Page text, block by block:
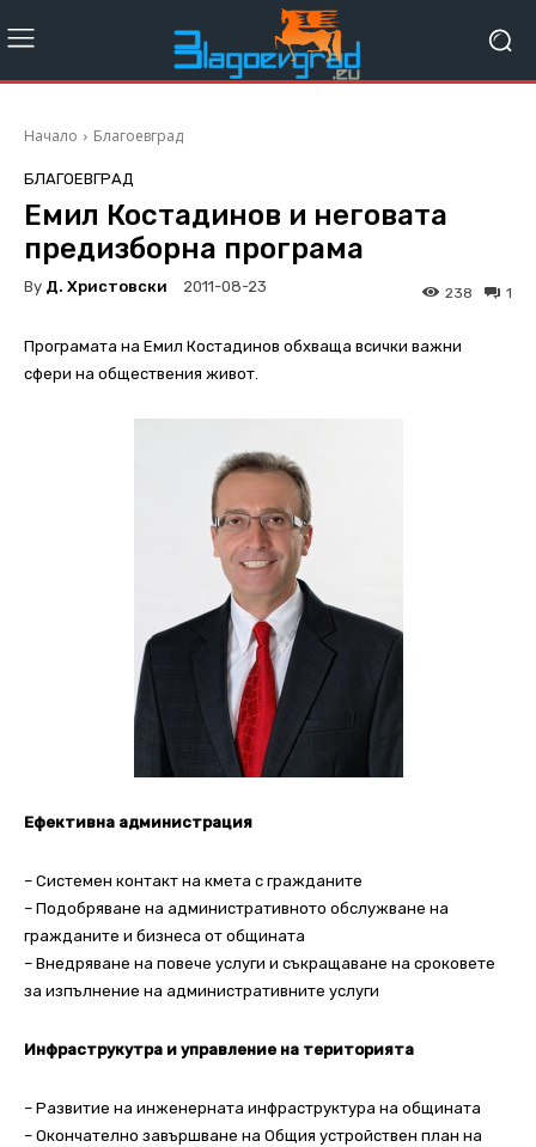
Начало Благоевград
БЛАГОЕВГРАД
Емил Костадинов и неговата
предизборна програма
By Д. Христовски 2011-08-23 1
238
Програмата на Емил Костадинов обхваща всички важни
сфери на обществения живот.
Ефективна администрация
– Системен контакт на кмета с гражданите
– Подобряване на административното обслужване на
гражданите и бизнеса от общината
– Внедряване на повече услуги и съкращаване на сроковете
за изпълнение на административните услуги
Инфраструкутра и управление на територията
– Развитие на инженерната инфраструктура на общината
– Окончателно завършване на Общия устройствен план на